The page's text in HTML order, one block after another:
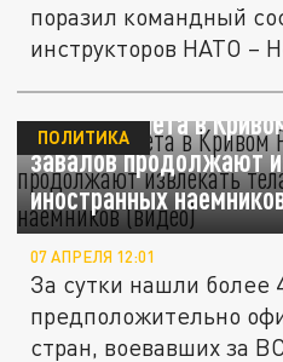
поразил командный
инструкторов НАТО –
После прилета в
завалов продолжают
иностранных
ПОЛИТИКА
07 АПРЕЛЯ 12:01
За сутки нашли более
предположительно
стран, воевавших за